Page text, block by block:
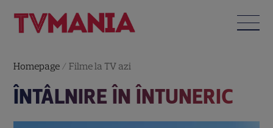
Homepage /Filme la TV azi
ÎNTÂLNIRE ÎN ÎNTUNERIC